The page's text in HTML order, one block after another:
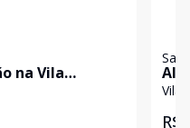
na Vila
Vila
R$